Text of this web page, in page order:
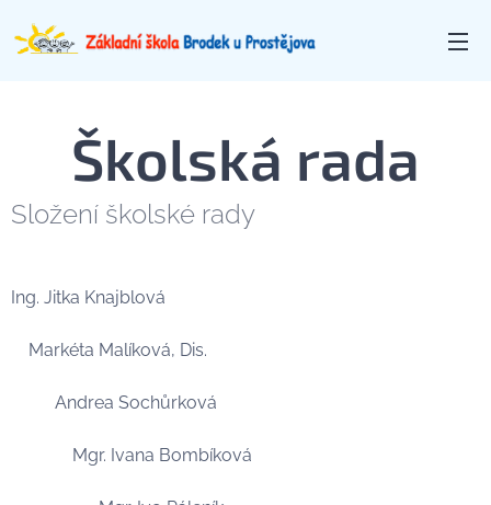
Školská rada
Složení školské rady
Ing. Jitka Knajblová
Markéta Malíková, Dis.
Andrea Sochůrková
Mgr. Ivana Bombíková